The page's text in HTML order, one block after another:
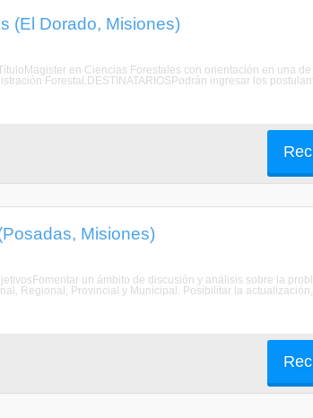
(El Dorado, Misiones)
en Ciencias Forestales con orientación en una
Forestal.DESTINATARIOSPodrán ingresar los
Misiones)
un ámbito de discusión y análisis sobre la
Regional, Provincial y Municipal. Posibilitar la actualización,